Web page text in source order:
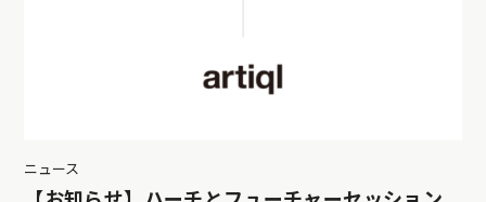
ニュース